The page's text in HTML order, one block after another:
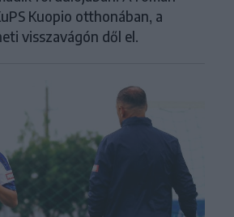
Kuopio otthonában, a
visszavágón dől el.